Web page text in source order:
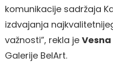
komunikacije sadržaja
izdvajanja
važnosti”, rekla je
Galerije BelArt.